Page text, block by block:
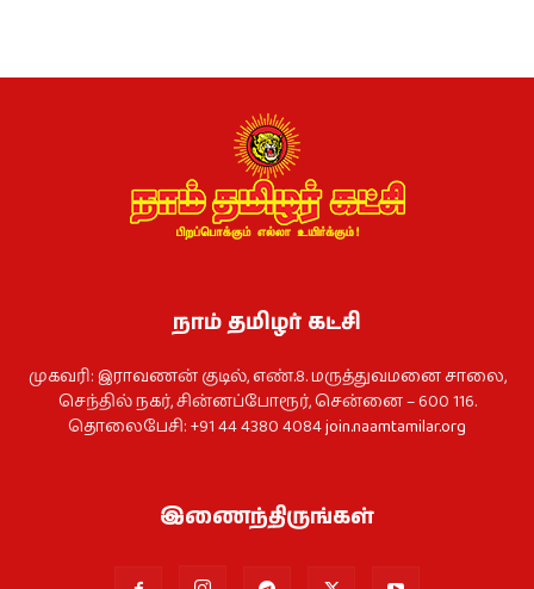
நாம் தமிழர் கட்சி
முகவரி: இராவணன் குடில், எண்.8. மருத்துவமனை சாலை,
செந்தில் நகர், சின்னப்போரூர், சென்னை – 600 116.
தொலைபேசி: +91 44 4380 4084join.naamtamilar.org
இணைந்திருங்கள்